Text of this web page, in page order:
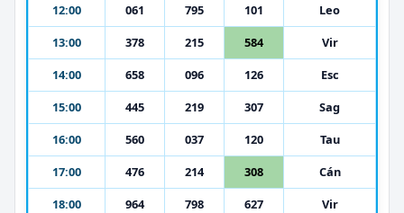
12:00
061 795 101
Leo
13:00
378 215 584
Vir
14:00
658 096 126
Esc
15:00
445 219 307
Sag
16:00
560 037 120
Tau
17:00
476 214 308
Cán
18:00
964 798 627
Vir